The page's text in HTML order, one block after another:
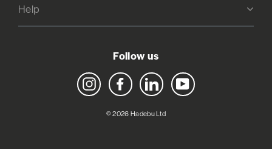
Help
Follow us
Instagram FacebookLinkedIn YouTube
© 2026 Hadebu Ltd